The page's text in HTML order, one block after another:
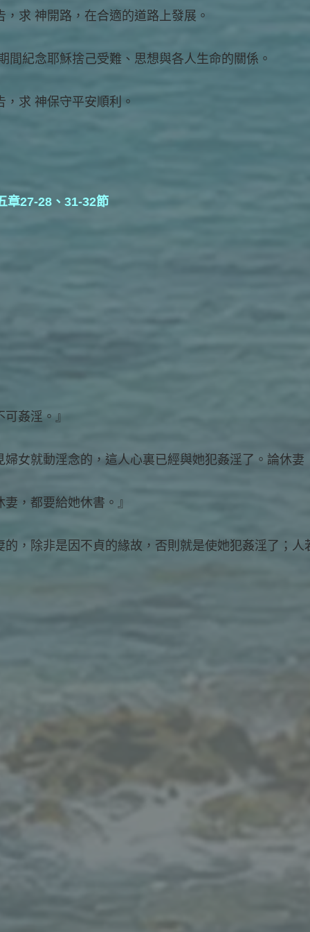
求 神開路，在合適的道路上發展。
間紀念耶穌捨己受難、思想與各人生命的關係。
求 神保守平安順利。
章27-28、31-32節
姦淫。』
女就動淫念的，這人心裏已經與她犯姦淫了。論休妻
，都要給她休書。』
，除非是因不貞的緣故，否則就是使她犯姦淫了；